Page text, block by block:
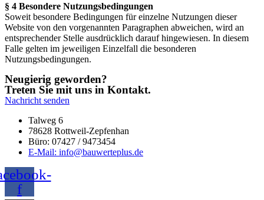
§ 4 Besondere Nutzungsbedingungen
Soweit besondere Bedingungen für einzelne Nutzungen dieser
Website von den vorgenannten Paragraphen abweichen, wird an
entsprechender Stelle ausdrücklich darauf hingewiesen. In diesem
Falle gelten im jeweiligen Einzelfall die besonderen
Nutzungsbedingungen.
Neugierig geworden?
Treten Sie mit uns in Kontakt.
Nachricht senden
Talweg 6
78628 Rottweil-Zepfenhan
Büro: 07427 / 9473454
E-Mail: info@bauwerteplus.de
f